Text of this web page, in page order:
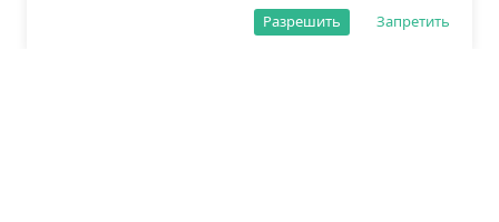
Запретить
Разрешить